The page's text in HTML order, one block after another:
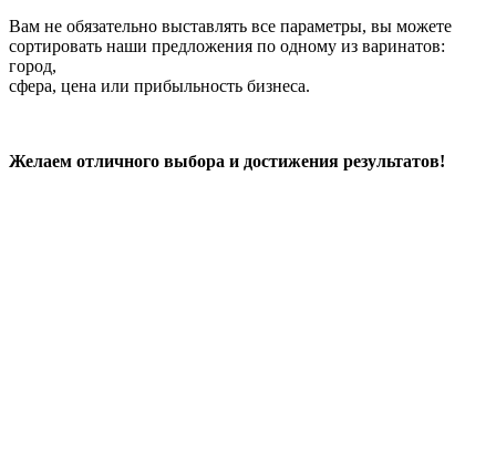
Вам не обязательно выставлять все параметры, вы можете
сортировать наши предложения по одному из варинатов:
город,
сфера, цена или прибыльность бизнеса.
Желаем отличного выбора и достижения результатов!